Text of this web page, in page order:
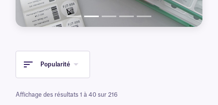
Popularité
Affichage des résultats 1 à 40 sur 216